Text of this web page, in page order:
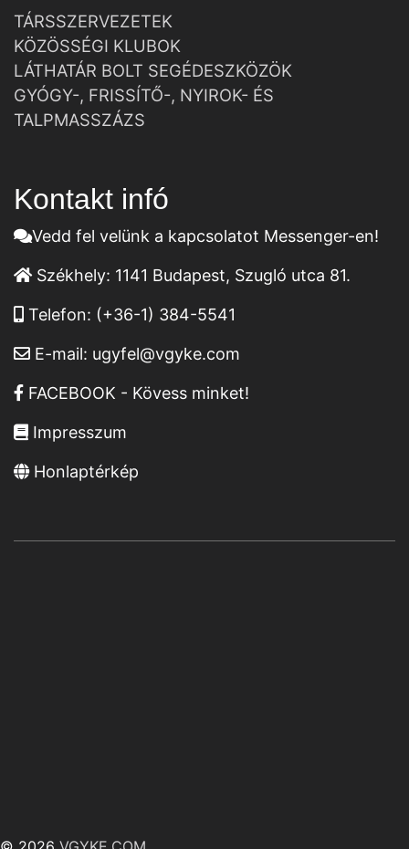
TÁRSSZERVEZETEK
KÖZÖSSÉGI KLUBOK
LÁTHATÁR BOLT SEGÉDESZKÖZÖK
GYÓGY-, FRISSÍTŐ-, NYIROK- ÉS
TALPMASSZÁZS
Kontakt infó
Vedd fel velünk a kapcsolatot Messenger-en!
Székhely: 1141 Budapest, Szugló utca 81.
Telefon: (+36-1) 384-5541
E-mail: ugyfel@vgyke.com
FACEBOOK - Kövess minket!
Impresszum
Honlaptérkép